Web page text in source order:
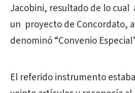
Jacobini, resultado de lo cual
un proyecto de Concordato,
denominó “Convenio
El referido instrumento